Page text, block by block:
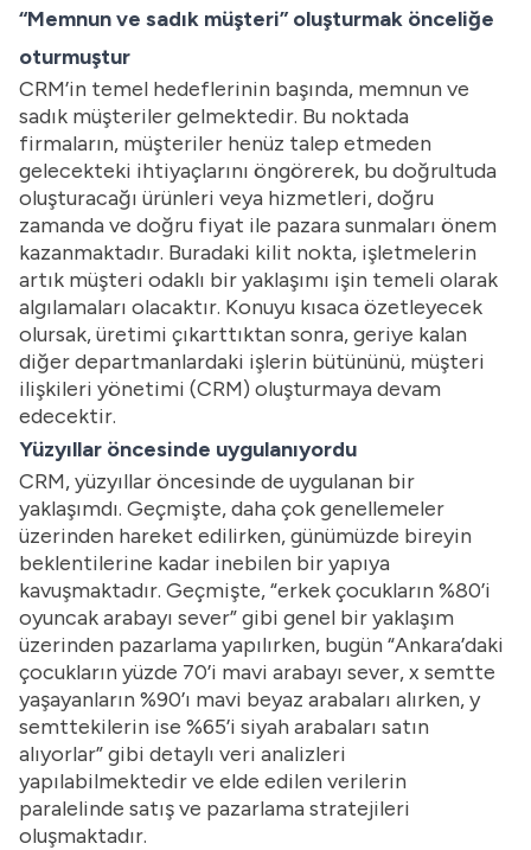
“Memnun ve sadık müşteri” oluşturmak önceliğe
oturmuştur
CRM’in temel hedeflerinin başında, memnun ve
sadık müşteriler gelmektedir. Bu noktada
firmaların, müşteriler henüz talep etmeden
gelecekteki ihtiyaçlarını öngörerek, bu doğrultuda
oluşturacağı ürünleri veya hizmetleri, doğru
zamanda ve doğru fiyat ile pazara sunmaları önem
kazanmaktadır. Buradaki kilit nokta, işletmelerin
artık müşteri odaklı bir yaklaşımı işin temeli olarak
algılamaları olacaktır. Konuyu kısaca özetleyecek
olursak, üretimi çıkarttıktan sonra, geriye kalan
diğer departmanlardaki işlerin bütününü, müşteri
ilişkileri yönetimi (CRM) oluşturmaya devam
edecektir.
Yüzyıllar öncesinde uygulanıyordu
CRM, yüzyıllar öncesinde de uygulanan bir
yaklaşımdı. Geçmişte, daha çok genellemeler
üzerinden hareket edilirken, günümüzde bireyin
beklentilerine kadar inebilen bir yapıya
kavuşmaktadır. Geçmişte, “erkek çocukların %80’i
oyuncak arabayı sever” gibi genel bir yaklaşım
üzerinden pazarlama yapılırken, bugün “Ankara’daki
çocukların yüzde 70’i mavi arabayı sever, x semtte
yaşayanların %90’ı mavi beyaz arabaları alırken, y
semttekilerin ise %65’i siyah arabaları satın
alıyorlar” gibi detaylı veri analizleri
yapılabilmektedir ve elde edilen verilerin
paralelinde satış ve pazarlama stratejileri
oluşmaktadır.